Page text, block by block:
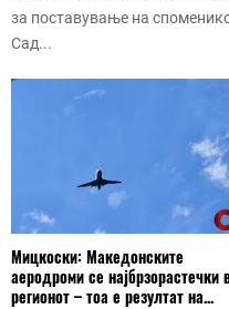
за поставување на
Сад...
Мицкоски: Македонските
аеродроми се најбрзорастечки
регионот – тоа е резултат на...